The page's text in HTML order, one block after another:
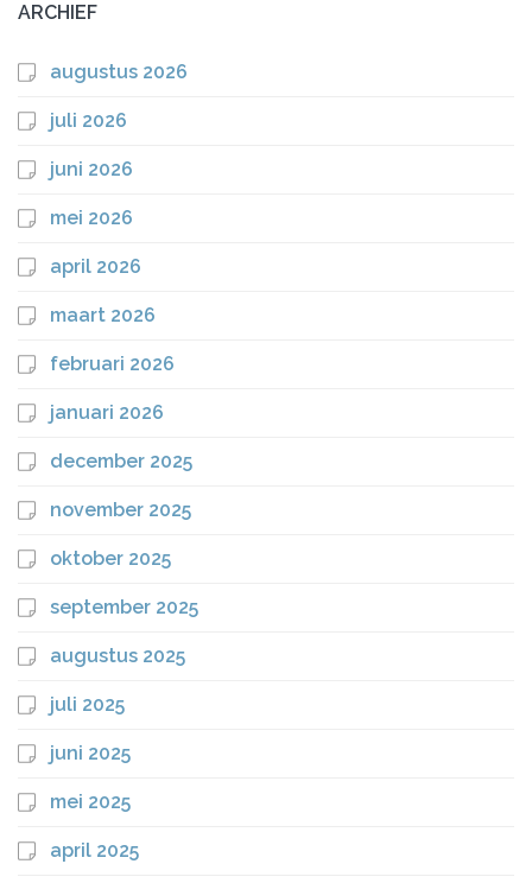
ARCHIEF
augustus 2026
juli 2026
juni 2026
mei 2026
april 2026
maart 2026
februari 2026
januari 2026
december 2025
november 2025
oktober 2025
september 2025
augustus 2025
juli 2025
juni 2025
mei 2025
april 2025